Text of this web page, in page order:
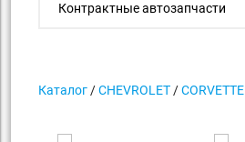
Контрактные автозапчасти
Каталог /CHEVROLET /CORVETTE